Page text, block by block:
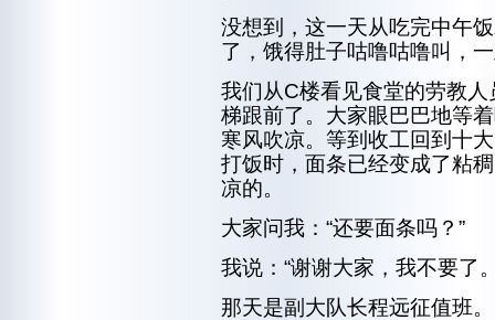
没想到，这一天从吃完中午
了，饿得肚子咕噜咕噜叫，
我们从C楼看见食堂的劳教
梯跟前了。大家眼巴巴地等
寒风吹凉。等到收工回到十
打饭时，面条已经变成了粘
凉的。
大家问我：“还要面条吗？”
我说：“谢谢大家，我不要了
那天是副大队长程远征值班。